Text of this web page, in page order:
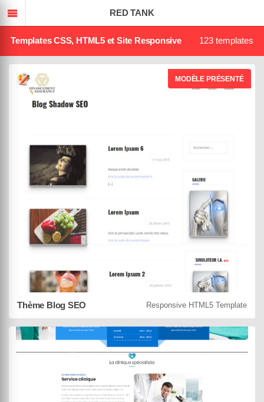
Templates CSS, HTML5 et Site Responsive 123 templates
Thème Blog SEO Responsive HTML5 Template
MODÈLE PRÉSENTÉ
MowXml Black Panda
ACHETER
MowXml
TEMPLATED
RED TANK